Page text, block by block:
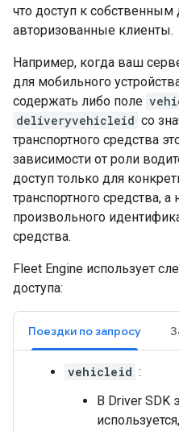
что доступ к
авторизованные клиенты.
Например, когда ваш
для мобильного
содержать либо поле
deliveryvehicleid со
транспортного средства
зависимости от роли
доступ только для
транспортного средства,
произвольного
средства.
Fleet Engine использует
доступа:
Поездки по запросу
vehicleid :
В Driver SDK